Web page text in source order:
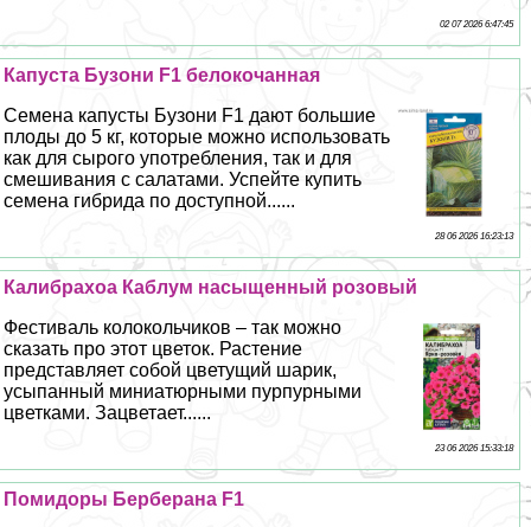
02 07 2026 6:47:45
Капуста Бузони F1 белокочанная
Семена капусты Бузони F1 дают большие
плоды до 5 кг, которые можно использовать
как для сырого употрeбления, так и для
смешивания с салатами. Успейте купить
семена гибрида по доступной......
28 06 2026 16:23:13
Калибрахоа Каблум насыщенный розовый
Фестиваль колокольчиков – так можно
сказать про этот цветок. Растение
представляет собой цветущий шарик,
усыпанный миниатюрными пурпурными
цветками. Зацветает......
23 06 2026 15:33:18
Помидоры Берберана F1